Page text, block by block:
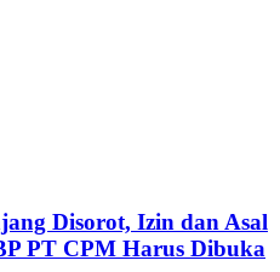
Disorot, Izin dan Asal
PT CPM Harus Dibuka